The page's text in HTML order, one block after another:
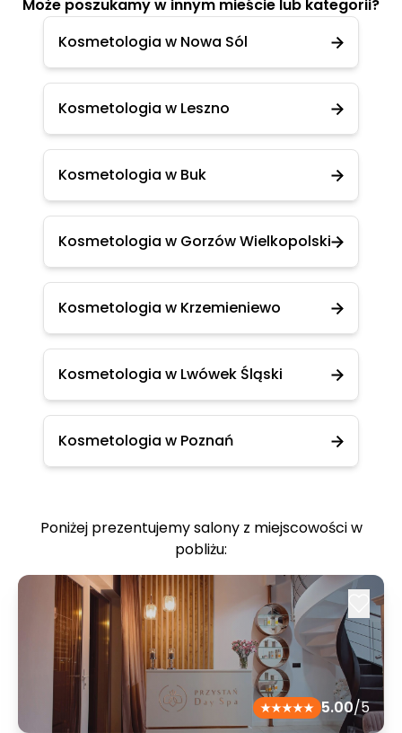
Może poszukamy w innym mieście lub kategorii?
Kosmetologia w Nowa Sól
Kosmetologia w Leszno
Kosmetologia w Buk
Kosmetologia w Gorzów Wielkopolski
Kosmetologia w Krzemieniewo
Kosmetologia w Lwówek Śląski
Kosmetologia w Poznań
Poniżej prezentujemy salony z miejscowości w
pobliżu:
5.00/5